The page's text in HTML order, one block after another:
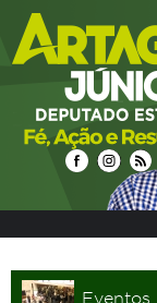
Eventos